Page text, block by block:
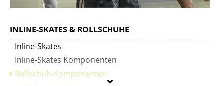
INLINE-SKATES & ROLLSCHUHE
Inline-Skates
Inline-Skates Komponenten
Rollschuh-Komponenten